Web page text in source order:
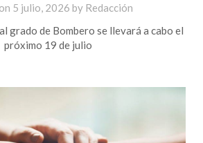
5 julio, 2026 by Redacción
grado de Bombero se llevará a cabo el
próximo 19 de julio